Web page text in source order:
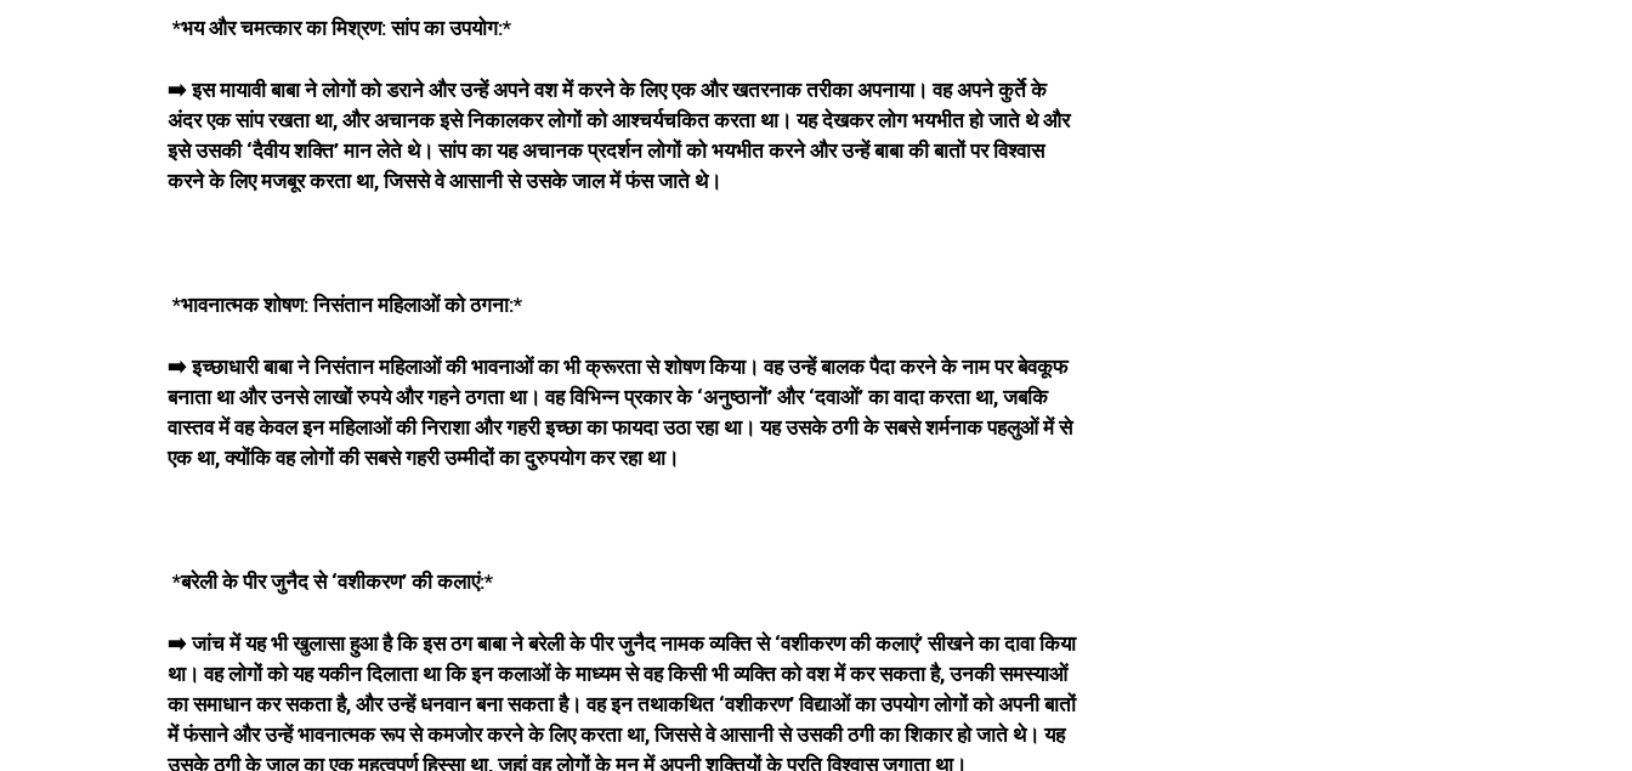
*भय और चमत्कार का मिश्रण: सांप का उपयोग:*
➡️ इस मायावी बाबा ने लोगों को डराने और उन्हें अपने वश में करने के लिए एक और खतरनाक तरीका अपनाया। वह अपने कुर्ते के
अंदर एक सांप रखता था, और अचानक इसे निकालकर लोगों को आश्चर्यचकित करता था। यह देखकर लोग भयभीत हो जाते थे और
इसे उसकी ‘दैवीय शक्ति’ मान लेते थे। सांप का यह अचानक प्रदर्शन लोगों को भयभीत करने और उन्हें बाबा की बातों पर विश्वास
करने के लिए मजबूर करता था, जिससे वे आसानी से उसके जाल में फंस जाते थे।
*भावनात्मक शोषण: निसंतान महिलाओं को ठगना:*
➡️ इच्छाधारी बाबा ने निसंतान महिलाओं की भावनाओं का भी क्रूरता से शोषण किया। वह उन्हें बालक पैदा करने के नाम पर बेवकूफ
बनाता था और उनसे लाखों रुपये और गहने ठगता था। वह विभिन्न प्रकार के ‘अनुष्ठानों’ और ‘दवाओं’ का वादा करता था, जबकि
वास्तव में वह केवल इन महिलाओं की निराशा और गहरी इच्छा का फायदा उठा रहा था। यह उसके ठगी के सबसे शर्मनाक पहलुओं में से
एक था, क्योंकि वह लोगों की सबसे गहरी उम्मीदों का दुरुपयोग कर रहा था।
*बरेली के पीर जुनैद से ‘वशीकरण’ की कलाएं:*
➡️ जांच में यह भी खुलासा हुआ है कि इस ठग बाबा ने बरेली के पीर जुनैद नामक व्यक्ति से ‘वशीकरण की कलाएं’ सीखने का दावा किया
था। वह लोगों को यह यकीन दिलाता था कि इन कलाओं के माध्यम से वह किसी भी व्यक्ति को वश में कर सकता है, उनकी समस्याओं
का समाधान कर सकता है, और उन्हें धनवान बना सकता है। वह इन तथाकथित ‘वशीकरण’ विद्याओं का उपयोग लोगों को अपनी बातों
में फंसाने और उन्हें भावनात्मक रूप से कमजोर करने के लिए करता था, जिससे वे आसानी से उसकी ठगी का शिकार हो जाते थे। यह
उसके ठगी के जाल का एक महत्वपूर्ण हिस्सा था, जहां वह लोगों के मन में अपनी शक्तियों के प्रति विश्वास जगाता था।